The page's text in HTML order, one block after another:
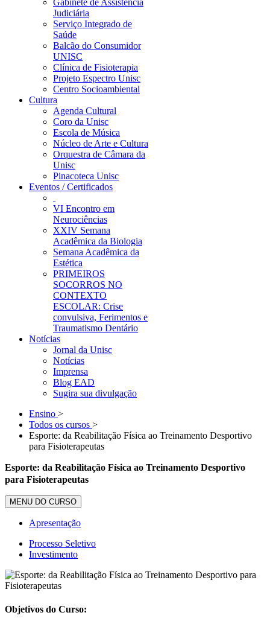
Gabinete de Assistência
Judiciária
Serviço Integrado de
Saúde
Balcão do Consumidor
UNISC
Clínica de Fisioterapia
Projeto Espectro Unisc
Centro Socioambiental
Cultura
Agenda Cultural
Coro da Unisc
Escola de Música
Núcleo de Arte e Cultura
Orquestra de Câmara da
Unisc
Pinacoteca Unisc
Eventos / Certificados
VI Encontro em
Neurociências
XXIV Semana
Acadêmica da Biologia
Semana Acadêmica da
Estética
PRIMEIROS
SOCORROS NO
CONTEXTO
ESCOLAR: Crise
convulsiva, Ferimentos e
Traumatismo Dentário
Notícias
Jornal da Unisc
Notícias
Imprensa
Blog EAD
Sugira sua divulgação
Ensino >
Todos os cursos >
Esporte: da Reabilitação Física ao Treinamento Desportivo
para Fisioterapeutas
Esporte: da Reabilitação Física ao Treinamento Desportivo
para Fisioterapeutas
MENU DO CURSO
Apresentação
Processo Seletivo
Investimento
Objetivos do Curso: